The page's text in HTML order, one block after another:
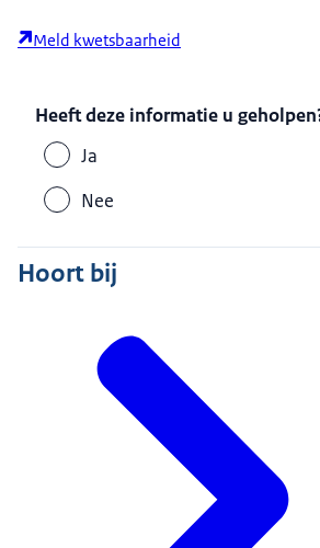
Meld kwetsbaarheid
Heeft deze informatie u
Ja
Nee
Hoort bij